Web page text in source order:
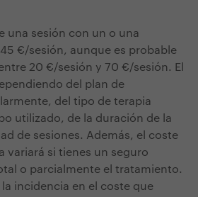
una sesión con un o una
€/sesión, aunque es probable
20 €/sesión y 70 €/sesión. El
del plan de
del tipo de terapia
utilizado, de la duración de la
de sesiones. Además, el coste
variará si tienes un seguro
o parcialmente el tratamiento.
incidencia en el coste que